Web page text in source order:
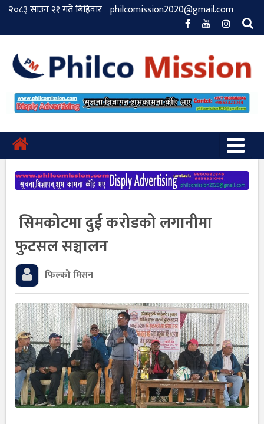
२०८३ साउन २१ गते बिहिवार philcomission2020@gmail.com
सिमकोटमा दुई करोडको लगानीमा
फुटसल सञ्चालन
फिल्को मिसन